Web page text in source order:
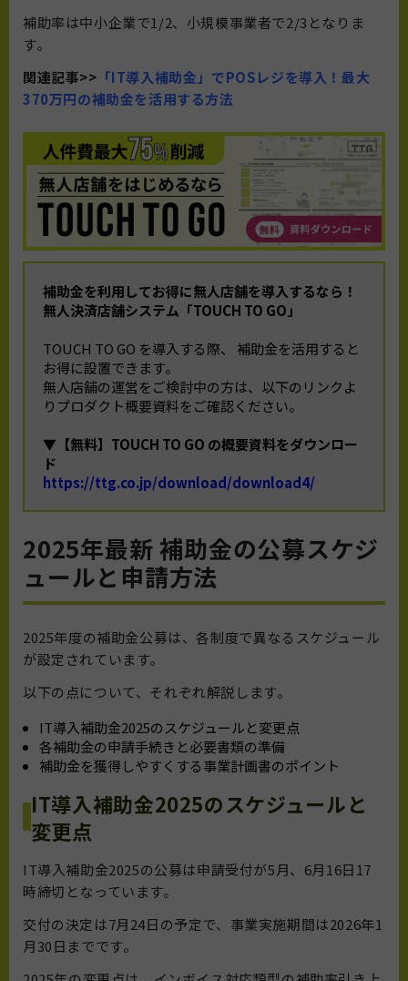
補助率は中小企業で1/2、小規模事業者で2/3となりま
す。
関連記事>> 「IT導入補助金」でPOSレジを導入！最大
370万円の補助金を活用する方法
補助金を利用してお得に無人店舗を導入するなら！
無人決済店舗システム「TOUCH TO GO」
TOUCH TO GO を導入する際、 補助金を活用すると
お得に設置できます。
無人店舗の運営をご検討中の方は、以下のリンクよ
りプロダクト概要資料をご確認ください。
▼【無料】TOUCH TO GO の概要資料をダウンロー
ド
https://ttg.co.jp/download/download4/
2025年最新 補助金の公募スケジ
ュールと申請方法
2025年度の補助金公募は、各制度で異なるスケジュール
が設定されています。
以下の点について、それぞれ解説します。
IT導入補助金2025のスケジュールと変更点
各補助金の申請手続きと必要書類の準備
補助金を獲得しやすくする事業計画書のポイント
IT導入補助金2025のスケジュールと
変更点
IT導入補助金2025の公募は申請受付が5月、6月16日17
時締切となっています。
交付の決定は7月24日の予定で、事業実施期間は2026年1
月30日までです。